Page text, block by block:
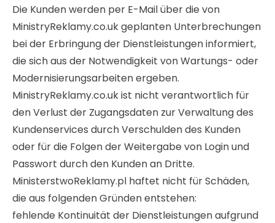
Die Kunden werden per E-Mail über die von
MinistryReklamy.co.uk geplanten Unterbrechungen
bei der Erbringung der Dienstleistungen informiert,
die sich aus der Notwendigkeit von Wartungs- oder
Modernisierungsarbeiten ergeben.
MinistryReklamy.co.uk ist nicht verantwortlich für
den Verlust der Zugangsdaten zur Verwaltung des
Kundenservices durch Verschulden des Kunden
oder für die Folgen der Weitergabe von Login und
Passwort durch den Kunden an Dritte.
MinisterstwoReklamy.pl haftet nicht für Schäden,
die aus folgenden Gründen entstehen:
fehlende Kontinuität der Dienstleistungen aufgrund